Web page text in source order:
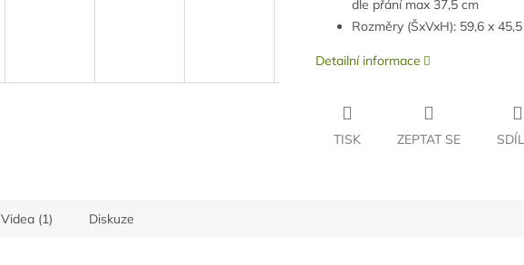
R
dle přání max 37,5 cm
Rozměry (ŠxVxH): 59,6 x
Detailní informace
TISK ZEPTAT SE
Videa (1) Diskuze